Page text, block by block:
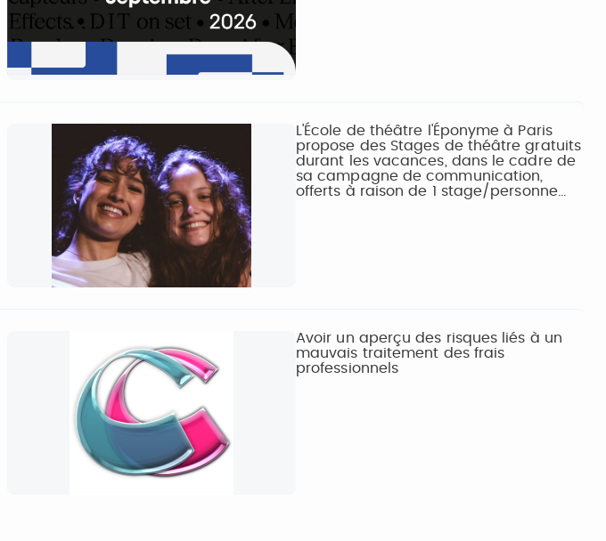
L'École de théâtre l'Éponyme à Paris
propose des Stages de théâtre gratuits
durant les vacances, dans le cadre de
sa campagne de communication,
offerts à raison de 1 stage/personne…
Avoir un aperçu des risques liés à un
mauvais traitement des frais
professionnels